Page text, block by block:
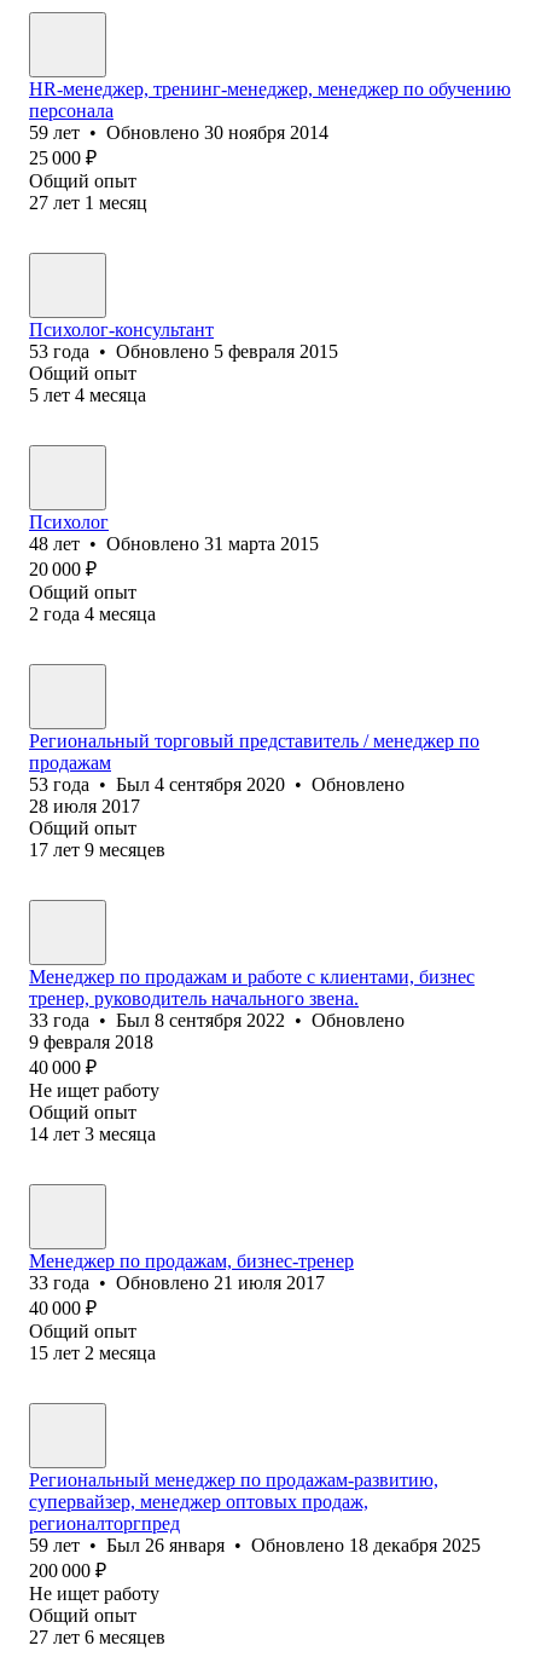
HR-менеджер, тренинг-менеджер, менеджер по обучению
персонала
59 лет • Обновлено 30 ноября 2014
25 000 ₽
Общий опыт
27 лет 1 месяц
Психолог-консультант
53 года • Обновлено 5 февраля 2015
Общий опыт
5 лет 4 месяца
Психолог
48 лет • Обновлено 31 марта 2015
20 000 ₽
Общий опыт
2 года 4 месяца
Региональный торговый представитель / менеджер по
продажам
53 года • Был 4 сентября 2020 • Обновлено
28 июля 2017
Общий опыт
17 лет 9 месяцев
Менеджер по продажам и работе с клиентами, бизнес
тренер, руководитель начального звена.
33 года • Был 8 сентября 2022 • Обновлено
9 февраля 2018
40 000 ₽
Не ищет работу
Общий опыт
14 лет 3 месяца
Менеджер по продажам, бизнес-тренер
33 года • Обновлено 21 июля 2017
40 000 ₽
Общий опыт
15 лет 2 месяца
Региональный менеджер по продажам-развитию,
супервайзер, менеджер оптовых продаж,
регионалторгпред
59 лет • Был 26 января • Обновлено 18 декабря 2025
200 000 ₽
Не ищет работу
Общий опыт
27 лет 6 месяцев